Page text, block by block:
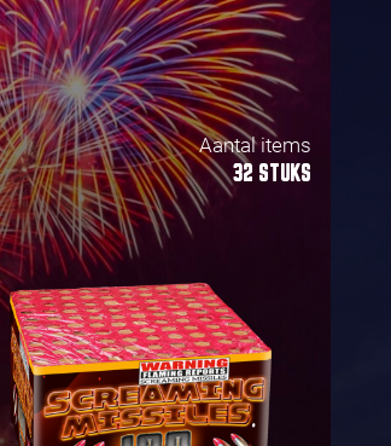
Aantal items
32 STUKS